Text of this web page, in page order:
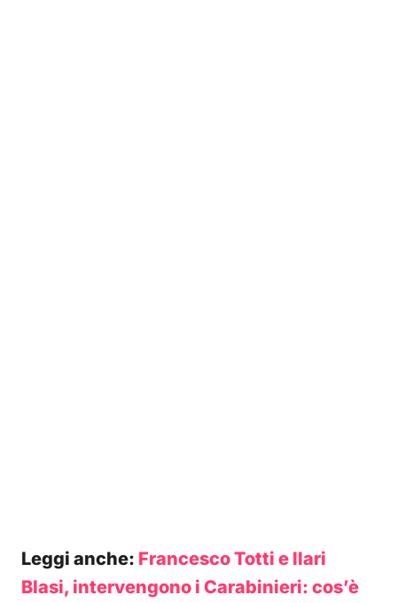
Leggi anche: Francesco Totti e Ilari
Blasi, intervengono i Carabinieri: cos’è